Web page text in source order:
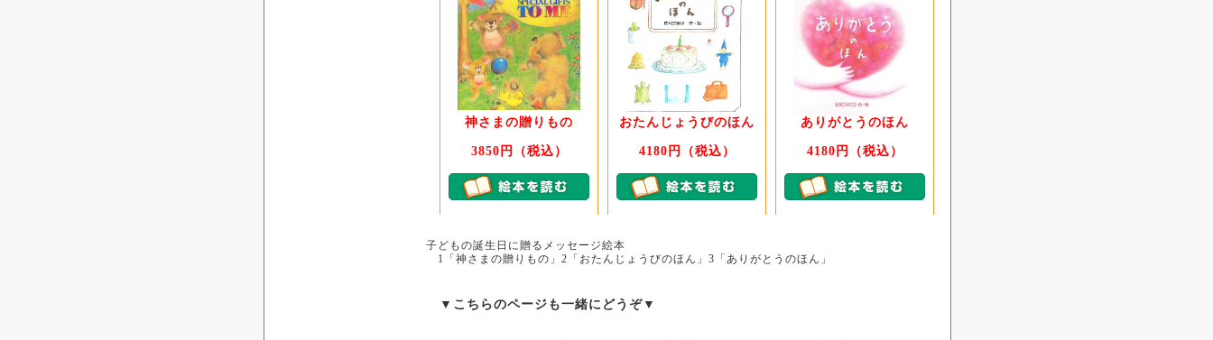
神さまの贈りもの
3850円（税込）
おたんじょうびのほん
4180円（税込）
ありがとうのほん
4180円（税込）
子どもの誕生日に贈るメッセージ絵本
1「神さまの贈りもの」2「おたんじょうびのほん」3「ありがとうのほん」
▼こちらのページも一緒にどうぞ▼